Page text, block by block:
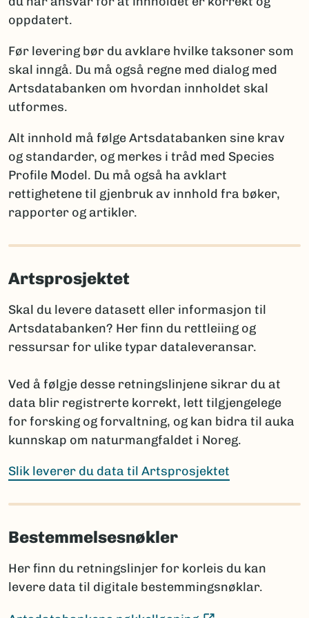
Artsdatabanken
ny for vitenskapen
ny for Norge
funn av en art som tidligere ble antatt forsvunnet
fra Norge
funn av art som er tidligere registrert i Norge
Merk:Kun én av disse opplysningene per takson skal
brukes for å sikre entydig statistikk. Et kommentarfelt
kan brukes ved behov for ytterligere forklaringer.
Rapportering av arter nye for vitenskapen
autor oppgis, sammen med litteraturreferanse der
regelverket for den aktuelle artsgruppen:
International Code of Nomenclature for Algae,
Fungi and Plants
(Ekstern lenke)
International Code of Zoological Nomenclature
slektsnavn + “sp. nov.”. Det bør da legges til en
kommentar om planlagt publisering: hvor og når
navnet skal publiseres i henhold til regelverket.
Prosjektet har ansvar for å informere Artsdatabanken
skjer lenge etter prosjektets slutt.
Sammenligning mot Artsdatabankens navneregister
innholdet i navneregisteret Nortaxa gjennom
listesøket.
Dette hjelper med å:
oppdatert.
Før levering bør du avklare hvilke taksoner som
skal inngå. Du må også regne med dialog med
Artsdatabanken om hvordan innholdet skal
utformes.
Alt innhold må følge Artsdatabanken sine krav
og standarder, og merkes i tråd med Species
Profile Model. Du må også ha avklart
rettighetene til gjenbruk av innhold fra bøker,
rapporter og artikler.
Artsprosjektet
Skal du levere datasett eller informasjon til
Artsdatabanken? Her finn du rettleiing og
ressursar for ulike typar dataleveransar.
Ved å følgje desse retningslinjene sikrar du at
data blir registrerte korrekt, lett tilgjengelege
for forsking og forvaltning, og kan bidra til auka
kunnskap om naturmangfaldet i Noreg.
Slik leverer du data til Artsprosjektet
Bestemmelsesnøkler
Her finn du retningslinjer for korleis du kan
levere data til digitale bestemmingsnøklar.